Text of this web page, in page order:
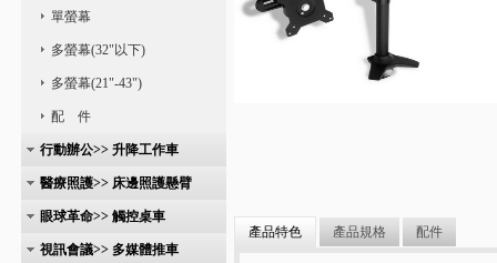
單螢幕
多螢幕(32"以下)
多螢幕(21"-43")
配 件
行動辦公>> 升降工作車
醫療照護>> 床邊照護懸臂
眼球革命>> 觸控桌車
視訊會議>> 多媒體推車
產品特色 產品規格 配件